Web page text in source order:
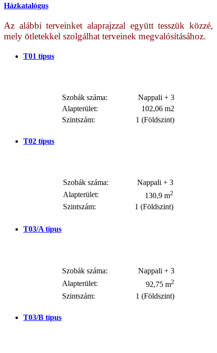
Házkatalógus
Az alábbi terveinket alaprajzzal együtt tesszük közzé,
mely ötletekkel szolgálhat terveinek megvalósításához.
T01 típus
Szobák száma:
Nappali + 3
Alapterület:
102,06 m2
Szintszám:
1 (Földszint)
T02 típus
Szobák száma:
Nappali + 3
Alapterület:
130,9 m2
Szintszám: 1 (Földszint)
T03/A típus
Szobák száma:
Nappali + 3
Alapterület:
92,75 m2
Szintszám: 1 (Földszint)
T03/B típus